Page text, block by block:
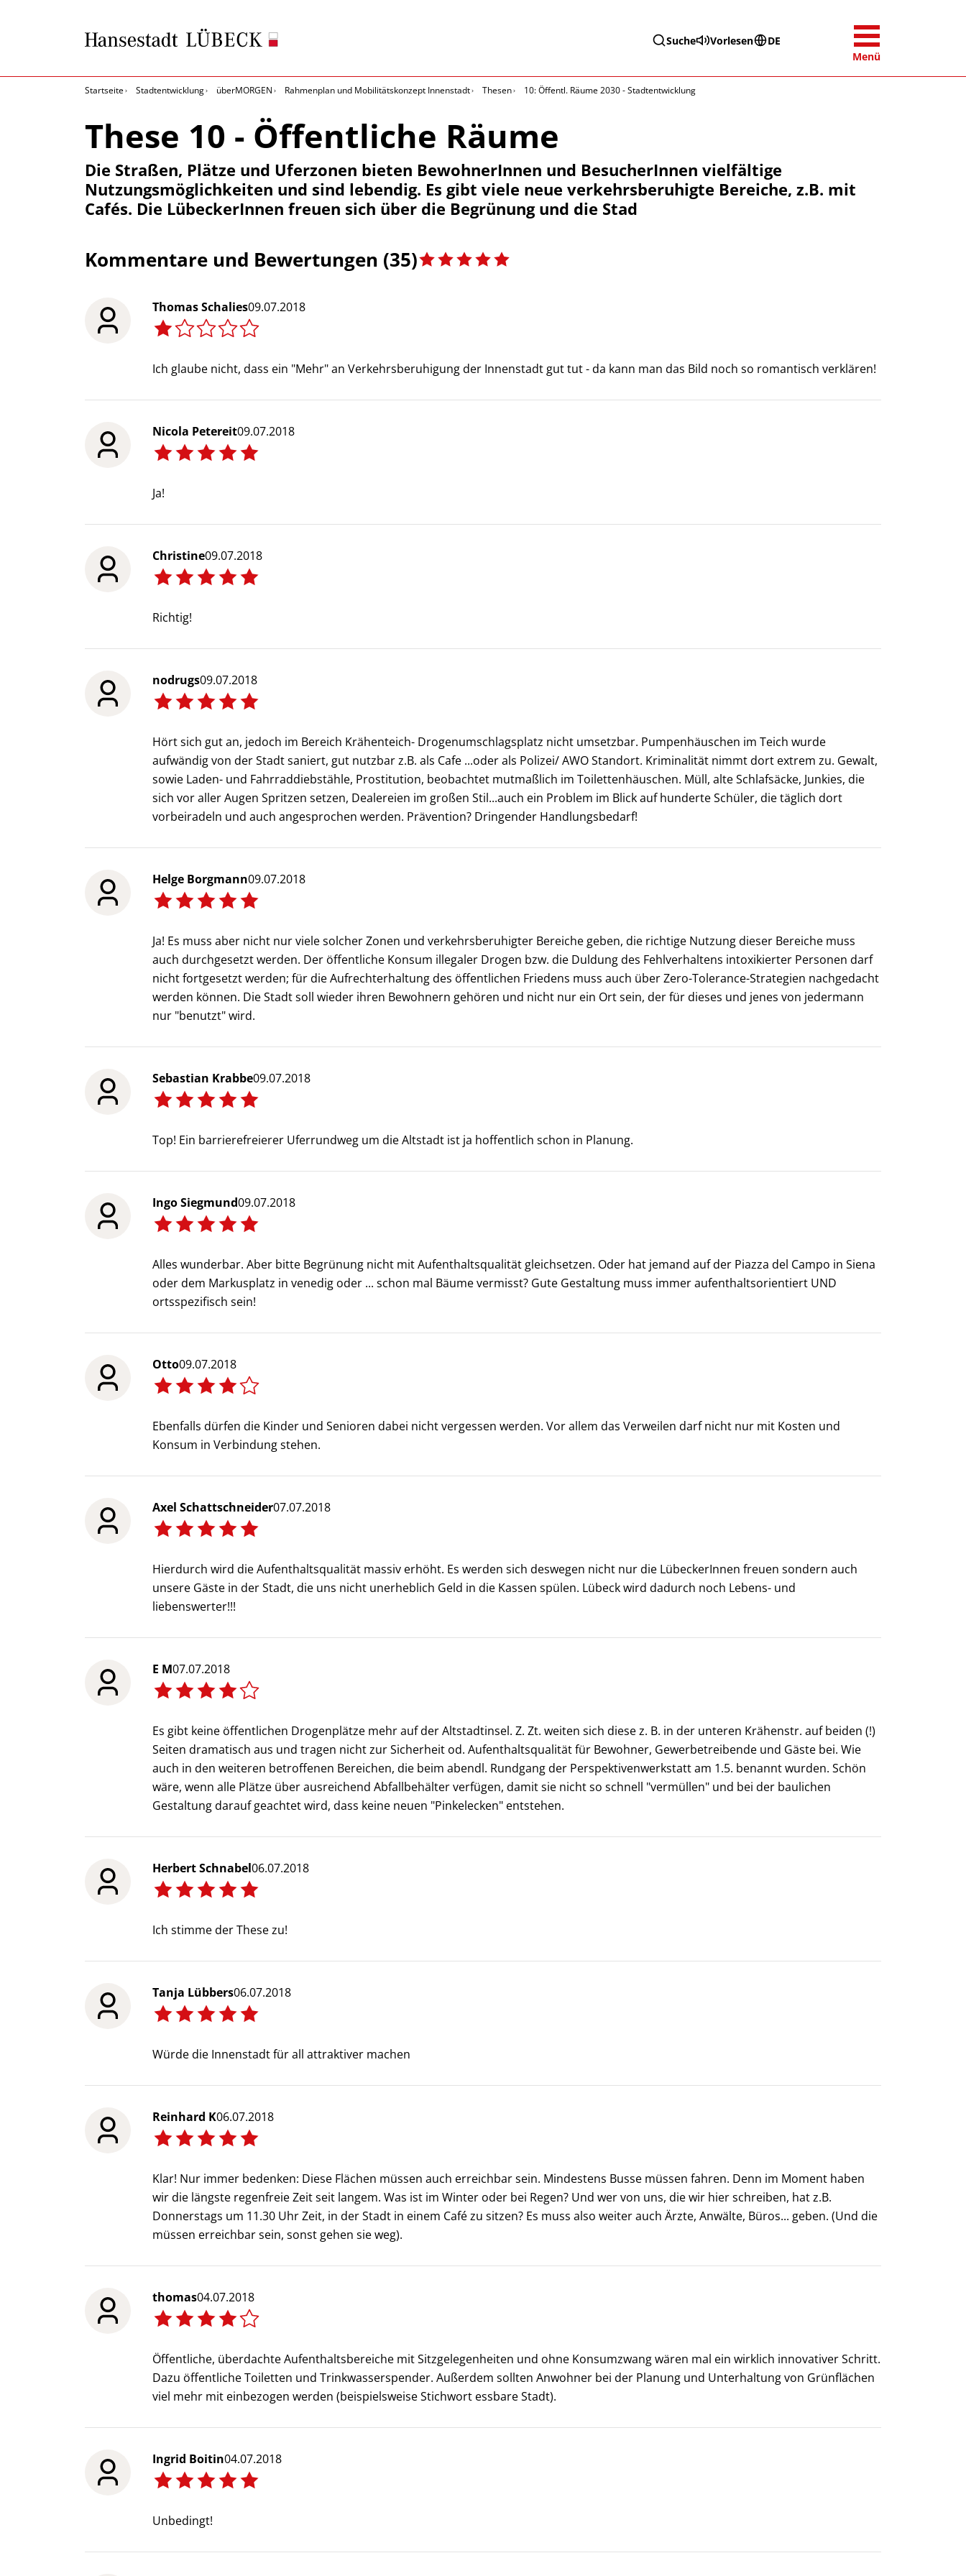
Suche Vorlesen
DE
Menü
Startseite Stadtentwicklung überMORGEN Rahmenplan und Mobilitätskonzept Innenstadt Thesen 10: Öffentl. Räume 2030 - Stadtentwicklung
These 10 - Öffentliche Räume
Die Straßen, Plätze und Uferzonen bieten BewohnerInnen und BesucherInnen vielfältige
Nutzungsmöglichkeiten und sind lebendig. Es gibt viele neue verkehrsberuhigte Bereiche, z.B. mit
Cafés. Die LübeckerInnen freuen sich über die Begrünung und die Stad
Kommentare und Bewertungen (35)
Thomas Schalies09.07.2018
Ich glaube nicht, dass ein "Mehr" an Verkehrsberuhigung der Innenstadt gut tut - da kann man das Bild noch so romantisch verklären!
Nicola Petereit09.07.2018
Ja!
Christine09.07.2018
Richtig!
nodrugs09.07.2018
Hört sich gut an, jedoch im Bereich Krähenteich- Drogenumschlagsplatz nicht umsetzbar. Pumpenhäuschen im Teich wurde
aufwändig von der Stadt saniert, gut nutzbar z.B. als Cafe ...oder als Polizei/ AWO Standort. Kriminalität nimmt dort extrem zu. Gewalt,
sowie Laden- und Fahrraddiebstähle, Prostitution, beobachtet mutmaßlich im Toilettenhäuschen. Müll, alte Schlafsäcke, Junkies, die
sich vor aller Augen Spritzen setzen, Dealereien im großen Stil...auch ein Problem im Blick auf hunderte Schüler, die täglich dort
vorbeiradeln und auch angesprochen werden. Prävention? Dringender Handlungsbedarf!
Helge Borgmann09.07.2018
Ja! Es muss aber nicht nur viele solcher Zonen und verkehrsberuhigter Bereiche geben, die richtige Nutzung dieser Bereiche muss
auch durchgesetzt werden. Der öffentliche Konsum illegaler Drogen bzw. die Duldung des Fehlverhaltens intoxikierter Personen darf
nicht fortgesetzt werden; für die Aufrechterhaltung des öffentlichen Friedens muss auch über Zero-Tolerance-Strategien nachgedacht
werden können. Die Stadt soll wieder ihren Bewohnern gehören und nicht nur ein Ort sein, der für dieses und jenes von jedermann
nur "benutzt" wird.
Sebastian Krabbe09.07.2018
Top! Ein barrierefreierer Uferrundweg um die Altstadt ist ja hoffentlich schon in Planung.
Ingo Siegmund09.07.2018
Alles wunderbar. Aber bitte Begrünung nicht mit Aufenthaltsqualität gleichsetzen. Oder hat jemand auf der Piazza del Campo in Siena
oder dem Markusplatz in venedig oder ... schon mal Bäume vermisst? Gute Gestaltung muss immer aufenthaltsorientiert UND
ortsspezifisch sein!
Otto09.07.2018
Ebenfalls dürfen die Kinder und Senioren dabei nicht vergessen werden. Vor allem das Verweilen darf nicht nur mit Kosten und
Konsum in Verbindung stehen.
Axel Schattschneider07.07.2018
Hierdurch wird die Aufenthaltsqualität massiv erhöht. Es werden sich deswegen nicht nur die LübeckerInnen freuen sondern auch
unsere Gäste in der Stadt, die uns nicht unerheblich Geld in die Kassen spülen. Lübeck wird dadurch noch Lebens- und
liebenswerter!!!
E M07.07.2018
Es gibt keine öffentlichen Drogenplätze mehr auf der Altstadtinsel. Z. Zt. weiten sich diese z. B. in der unteren Krähenstr. auf beiden (!)
Seiten dramatisch aus und tragen nicht zur Sicherheit od. Aufenthaltsqualität für Bewohner, Gewerbetreibende und Gäste bei. Wie
auch in den weiteren betroffenen Bereichen, die beim abendl. Rundgang der Perspektivenwerkstatt am 1.5. benannt wurden. Schön
wäre, wenn alle Plätze über ausreichend Abfallbehälter verfügen, damit sie nicht so schnell "vermüllen" und bei der baulichen
Gestaltung darauf geachtet wird, dass keine neuen "Pinkelecken" entstehen.
Herbert Schnabel06.07.2018
Ich stimme der These zu!
Tanja Lübbers06.07.2018
Würde die Innenstadt für all attraktiver machen
Reinhard K06.07.2018
Klar! Nur immer bedenken: Diese Flächen müssen auch erreichbar sein. Mindestens Busse müssen fahren. Denn im Moment haben
wir die längste regenfreie Zeit seit langem. Was ist im Winter oder bei Regen? Und wer von uns, die wir hier schreiben, hat z.B.
Donnerstags um 11.30 Uhr Zeit, in der Stadt in einem Café zu sitzen? Es muss also weiter auch Ärzte, Anwälte, Büros... geben. (Und die
müssen erreichbar sein, sonst gehen sie weg).
thomas04.07.2018
Öffentliche, überdachte Aufenthaltsbereiche mit Sitzgelegenheiten und ohne Konsumzwang wären mal ein wirklich innovativer Schritt.
Dazu öffentliche Toiletten und Trinkwasserspender. Außerdem sollten Anwohner bei der Planung und Unterhaltung von Grünflächen
viel mehr mit einbezogen werden (beispielsweise Stichwort essbare Stadt).
Ingrid Boitin04.07.2018
Unbedingt!